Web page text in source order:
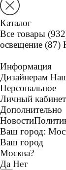
Каталог
Все товары
освещение (87)
Информация
Дизайнерам
Персональное
Личный кабинет
Дополнительно
Новости
Ваш город:
Ваш город
Москва?
Да Нет